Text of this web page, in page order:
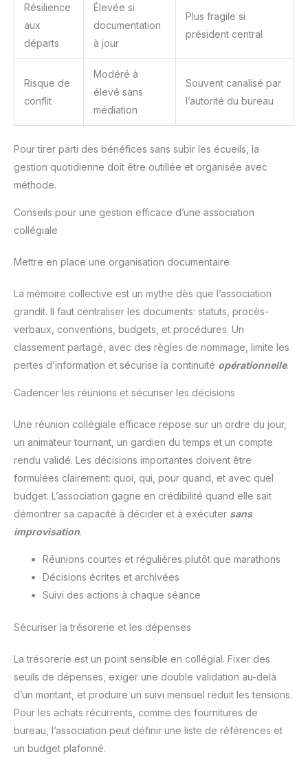
Résilience
aux
départs
Élevée si
documentation
à jour
Plus fragile si
président central
Risque de
conflit
Modéré à
élevé sans
médiation
Souvent canalisé par
l’autorité du bureau
Pour tirer parti des bénéfices sans subir les écueils, la
gestion quotidienne doit être outillée et organisée avec
méthode.
Conseils pour une gestion efficace d’une association
collégiale
Mettre en place une organisation documentaire
La mémoire collective est un mythe dès que l’association
grandit. Il faut centraliser les documents: statuts, procès-
verbaux, conventions, budgets, et procédures. Un
classement partagé, avec des règles de nommage, limite les
pertes d’information et sécurise la continuité opérationnelle.
Cadencer les réunions et sécuriser les décisions
Une réunion collégiale efficace repose sur un ordre du jour,
un animateur tournant, un gardien du temps et un compte
rendu validé. Les décisions importantes doivent être
formulées clairement: quoi, qui, pour quand, et avec quel
budget. L’association gagne en crédibilité quand elle sait
démontrer sa capacité à décider et à exécuter sans
improvisation.
Réunions courtes et régulières plutôt que marathons
Décisions écrites et archivées
Suivi des actions à chaque séance
Sécuriser la trésorerie et les dépenses
La trésorerie est un point sensible en collégial. Fixer des
seuils de dépenses, exiger une double validation au-delà
d’un montant, et produire un suivi mensuel réduit les tensions.
Pour les achats récurrents, comme des fournitures de
bureau, l’association peut définir une liste de références et
un budget plafonné.